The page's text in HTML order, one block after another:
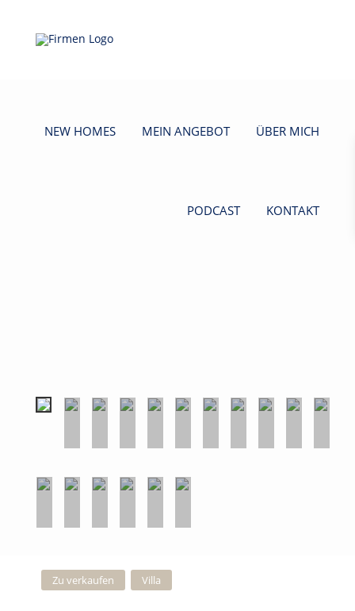
NEW HOMES MEIN ANGEBOT ÜBER MICH
PODCAST KONTAKT
Zu verkaufen Villa